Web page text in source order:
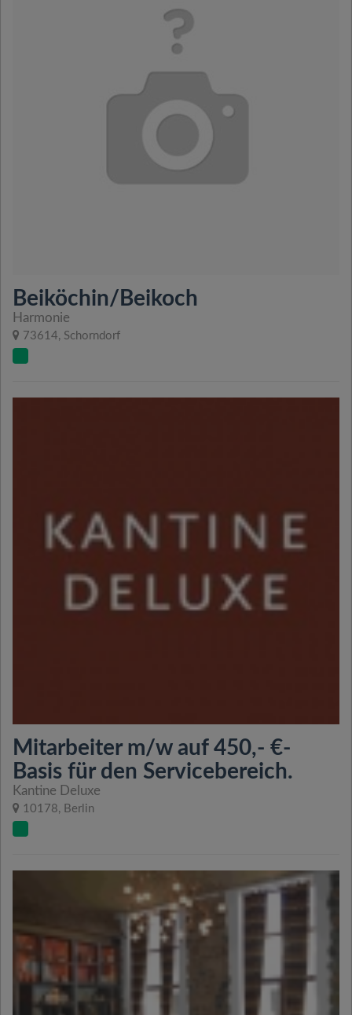
Beiköchin/Beikoch
Harmonie
73614, Schorndorf
Mitarbeiter m/w auf 450,- €-
Basis für den Servicebereich.
Kantine Deluxe
10178, Berlin